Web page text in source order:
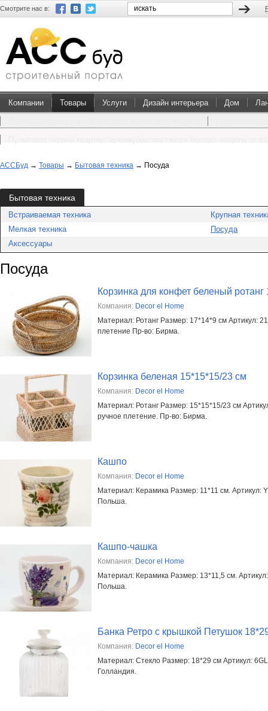
Смотрите нас в:
Компании Товары Услуги Дизайн интерьера Дом
АССБуд → Товары → Бытовая техника → Посуда
Бытовая техника
Встраиваемая техника
Крупная
Мелкая техника
Посуда
Аксессуары
Посуда
Корзинка для конфет беленый ротанг
Компания: Decor el Home
Материал: Ротанг Размер: 17*14*9 см Артикул:
плетение Пр-во: Бирма.
Корзинка беленая 15*15*15/23 см
Компания: Decor el Home
Материал: Ротанг Размер: 15*15*15/23 см
ручное плетение. Пр-во: Бирма.
Кашпо
Компания: Decor el Home
Материал: Керамика Размер: 11*11 см. Артикул:
Польша.
Кашпо-чашка
Компания: Decor el Home
Материал: Керамика Размер: 13*11,5 см.
Польша.
Банка Ретро с крышкой Петушок
Компания: Decor el Home
Материал: Стекло Размер: 18*29 см Артикул:
Голландия.